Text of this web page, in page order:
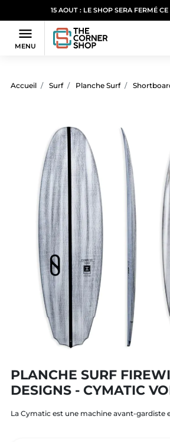
15 AOUT : LE SHOP SERA FERMÉ

MENU
Accueil Surf Planche Surf
PLANCHE SURF
DESIGNS - CYMATIC
La Cymatic est une machine avant-gardiste